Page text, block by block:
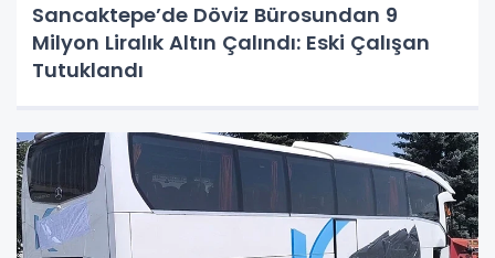
Sancaktepe’de Döviz Bürosundan 9
Milyon Liralık Altın Çalındı: Eski Çalışan
Tutuklandı